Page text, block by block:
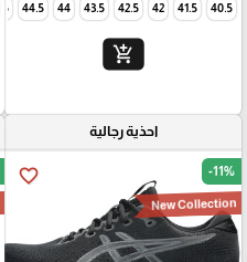
40.5
41.5
42
42.5
43.5
44
44.5
45
add_shopping_cart
احذية رجالية
favorite_border -11%
New Collection